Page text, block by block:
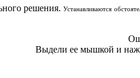
решения. Устанавливаются
Выдели ее мышкой и